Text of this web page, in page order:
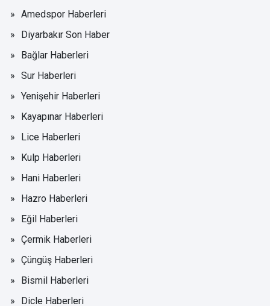
Amedspor Haberleri
Diyarbakır Son Haber
Bağlar Haberleri
Sur Haberleri
Yenişehir Haberleri
Kayapınar Haberleri
Lice Haberleri
Kulp Haberleri
Hani Haberleri
Hazro Haberleri
Eğil Haberleri
Çermik Haberleri
Çüngüş Haberleri
Bismil Haberleri
Dicle Haberleri